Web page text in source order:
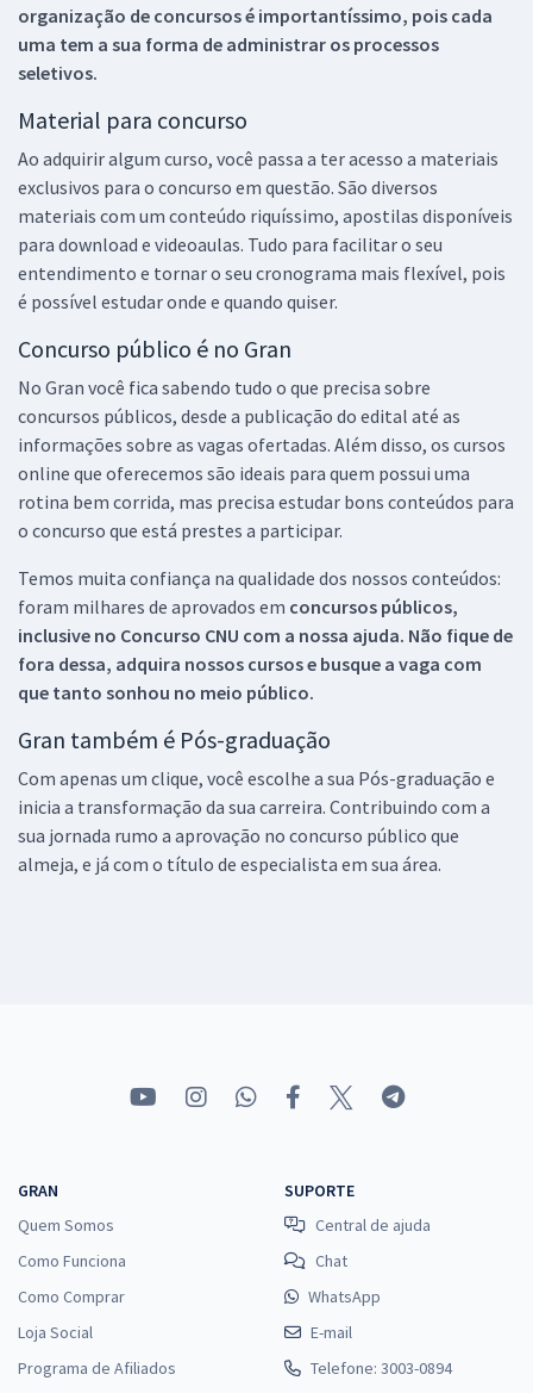
organização de concursos é importantíssimo, pois cada
uma tem a sua forma de administrar os processos
seletivos.
Material para concurso
Ao adquirir algum curso, você passa a ter acesso a materiais
exclusivos para o concurso em questão. São diversos
materiais com um conteúdo riquíssimo, apostilas disponíveis
para download e videoaulas. Tudo para facilitar o seu
entendimento e tornar o seu cronograma mais flexível, pois
é possível estudar onde e quando quiser.
Concurso público é no Gran
No Gran você fica sabendo tudo o que precisa sobre
concursos públicos, desde a publicação do edital até as
informações sobre as vagas ofertadas. Além disso, os cursos
online que oferecemos são ideais para quem possui uma
rotina bem corrida, mas precisa estudar bons conteúdos para
o concurso que está prestes a participar.
Temos muita confiança na qualidade dos nossos conteúdos:
foram milhares de aprovados em concursos públicos,
inclusive no Concurso CNU com a nossa ajuda. Não fique de
fora dessa, adquira nossos cursos e busque a vaga com
que tanto sonhou no meio público.
Gran também é Pós-graduação
Com apenas um clique, você escolhe a sua Pós-graduação e
inicia a transformação da sua carreira. Contribuindo com a
sua jornada rumo a aprovação no concurso público que
almeja, e já com o título de especialista em sua área.
GRAN
Quem Somos
Como Funciona
Como Comprar
Loja Social
Programa de Afiliados
SUPORTE
Central de ajuda
Chat
WhatsApp
E-mail
Telefone: 3003-0894